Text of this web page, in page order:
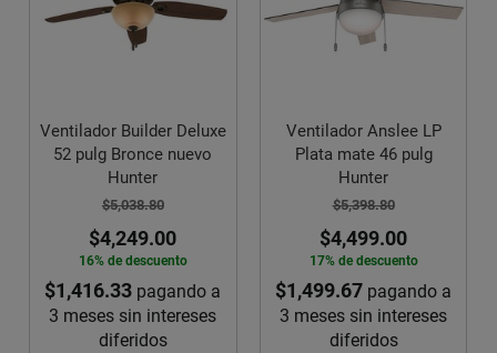
Ventilador Builder Deluxe
52 pulg Bronce nuevo
Hunter
$5,038.80
$4,249.00
16% de descuento
$1,416.33 pagando a
3 meses sin intereses
diferidos
Ventilador Anslee LP
Plata mate 46 pulg
Hunter
$5,398.80
$4,499.00
17% de descuento
$1,499.67 pagando a
3 meses sin intereses
diferidos